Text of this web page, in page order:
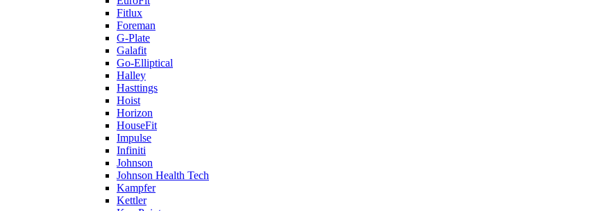
Fitlux
Foreman
G-Plate
Galafit
Go-Elliptical
Halley
Hasttings
Hoist
Horizon
HouseFit
Impulse
Infiniti
Johnson
Johnson Health Tech
Kampfer
Kettler